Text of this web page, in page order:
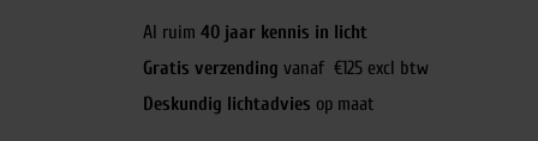
Al ruim 40 jaar kennis in licht
Gratis verzending vanaf €125 excl btw
Deskundig lichtadvies op maat